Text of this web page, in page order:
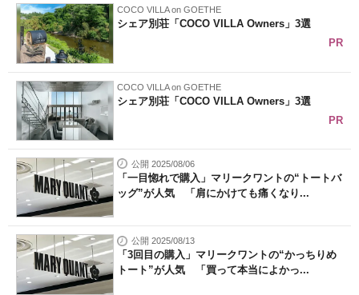
COCO VILLA on GOETHE
シェア別荘「COCO VILLA Owners」3選
PR
COCO VILLA on GOETHE
シェア別荘「COCO VILLA Owners」3選
PR
公開 2025/08/06
「一目惚れで購入」マリークワントの“トートバ
ッグ”が人気 「肩にかけても痛くなり...
公開 2025/08/13
「3回目の購入」マリークワントの“かっちりめ
トート”が人気 「買って本当によかっ...